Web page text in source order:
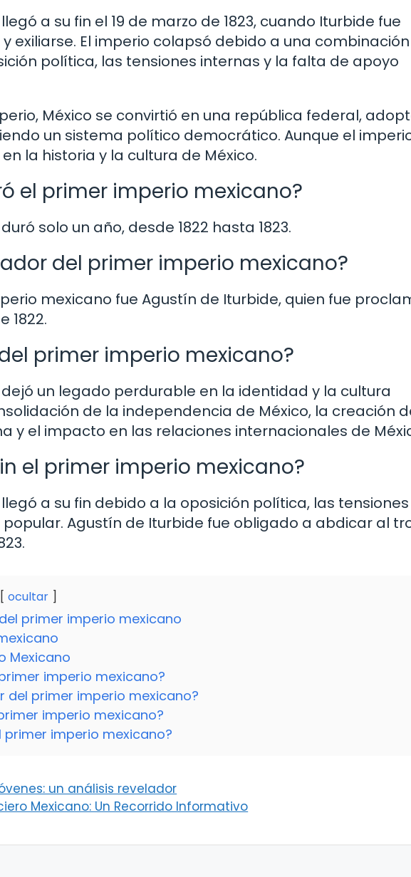
a su fin el 19 de marzo de 1823, cuando Iturbide fue
exiliarse. El imperio colapsó debido a una
política, las tensiones internas y la falta de apoyo
México se convirtió en una república federal,
un sistema político democrático. Aunque el
la historia y la cultura de México.
el primer imperio mexicano?
solo un año, desde 1822 hasta 1823.
del primer imperio mexicano?
mexicano fue Agustín de Iturbide, quien fue
1822.
primer imperio mexicano?
un legado perdurable en la identidad y la cultura
de la independencia de México, la creación
y el impacto en las relaciones internacionales de
el primer imperio mexicano?
a su fin debido a la oposición política, las tensiones
Agustín de Iturbide fue obligado a abdicar al
ocultar
primer imperio mexicano
Mexicano
imperio mexicano?
del primer imperio mexicano?
imperio mexicano?
primer imperio mexicano?
un análisis revelador
Mexicano: Un Recorrido Informativo